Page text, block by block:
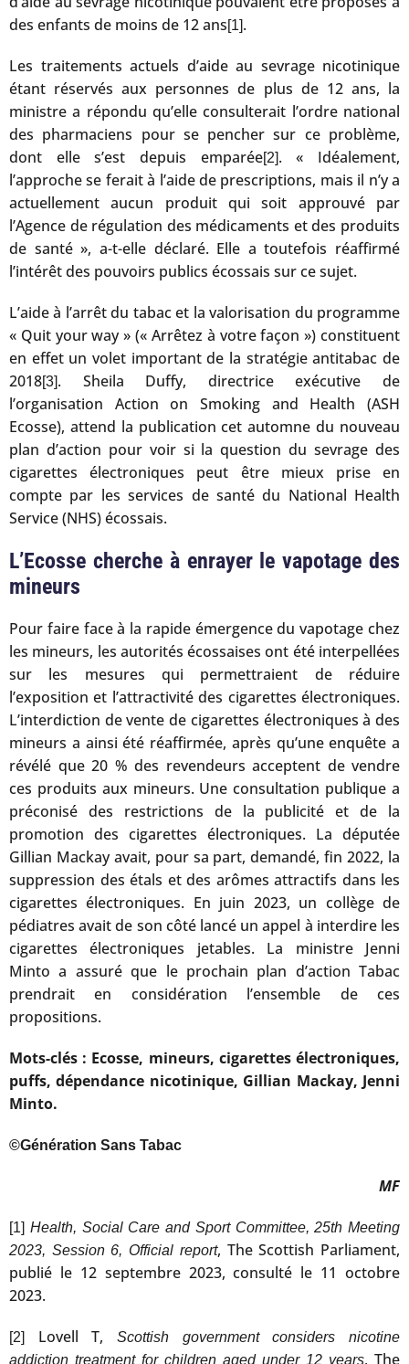
des enfants de moins de 12 ans[1].
Les traitements actuels d’aide au sevrage nicotinique
étant réservés aux personnes de plus de 12 ans, la
ministre a répondu qu’elle consulterait l’ordre national
des pharmaciens pour se pencher sur ce problème,
dont elle s’est depuis emparée[2]. « Idéalement,
l’approche se ferait à l’aide de prescriptions, mais il n’y a
actuellement aucun produit qui soit approuvé par
l’Agence de régulation des médicaments et des produits
de santé », a-t-elle déclaré. Elle a toutefois réaffirmé
l’intérêt des pouvoirs publics écossais sur ce sujet.
L’aide à l’arrêt du tabac et la valorisation du programme
« Quit your way » (« Arrêtez à votre façon ») constituent
en effet un volet important de la stratégie antitabac de
2018[3]. Sheila Duffy, directrice exécutive de
l’organisation Action on Smoking and Health (ASH
Ecosse), attend la publication cet automne du nouveau
plan d’action pour voir si la question du sevrage des
cigarettes électroniques peut être mieux prise en
compte par les services de santé du National Health
Service (NHS) écossais.
L’Ecosse cherche à enrayer le vapotage des
mineurs
Pour faire face à la rapide émergence du vapotage chez
les mineurs, les autorités écossaises ont été interpellées
sur les mesures qui permettraient de réduire
l’exposition et l’attractivité des cigarettes électroniques.
L’interdiction de vente de cigarettes électroniques à des
mineurs a ainsi été réaffirmée, après qu’une enquête a
révélé que 20 % des revendeurs acceptent de vendre
ces produits aux mineurs. Une consultation publique a
préconisé des restrictions de la publicité et de la
promotion des cigarettes électroniques. La députée
Gillian Mackay avait, pour sa part, demandé, fin 2022, la
suppression des étals et des arômes attractifs dans les
cigarettes électroniques. En juin 2023, un collège de
pédiatres avait de son côté lancé un appel à interdire les
cigarettes électroniques jetables. La ministre Jenni
Minto a assuré que le prochain plan d’action Tabac
prendrait en considération l’ensemble de ces
propositions.
Mots-clés : Ecosse, mineurs, cigarettes électroniques,
puffs, dépendance nicotinique, Gillian Mackay, Jenni
Minto.
©Génération Sans Tabac
MF
[1] Health, Social Care and Sport Committee, 25th Meeting
2023, Session 6, Official report, The Scottish Parliament,
publié le 12 septembre 2023, consulté le 11 octobre
2023.
[2] Lovell T,
Scottish government considers nicotine
addiction treatment for children aged under 12 years, The